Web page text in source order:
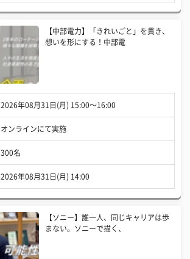
【中部電力】「きれいごと」を貫き、
想いを形にする！中部電
2026年08月31日(月) 15:00〜16:00
オンラインにて実施
300名
2026年08月31日(月) 14:00
【ソニー】誰一人、同じキャリアは歩
まない。ソニーで描く、